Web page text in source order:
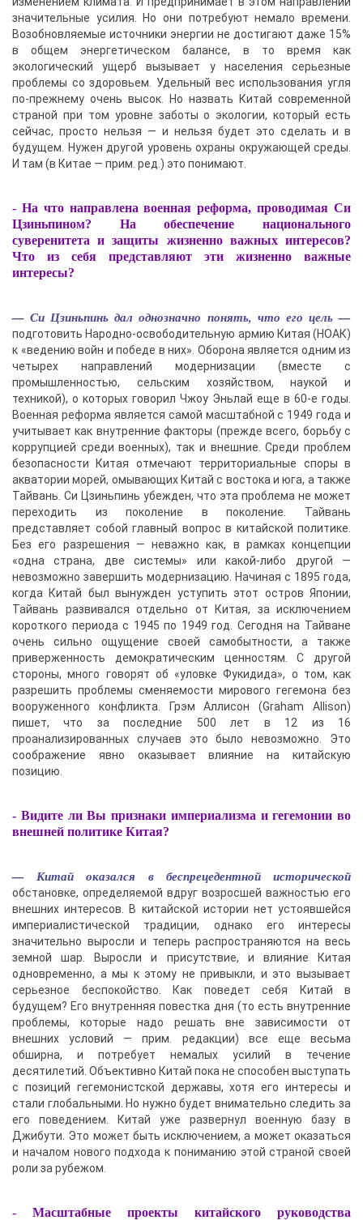
значительные усилия. Но они потребуют немало времени.
Возобновляемые источники энергии не достигают даже 15%
в общем энергетическом балансе, в то время как
экологический ущерб вызывает у населения серьезные
проблемы со здоровьем. Удельный вес использования угля
по-прежнему очень высок. Но назвать Китай современной
страной при том уровне заботы о экологии, который есть
сейчас, просто нельзя — и нельзя будет это сделать и в
будущем. Нужен другой уровень охраны окружающей среды.
И там (в Китае — прим. ред.) это понимают.
- На что направлена военная реформа, проводимая Си
Цзиньпином? На обеспечение национального
суверенитета и защиты жизненно важных интересов?
Что из себя представляют эти жизненно важные
интересы?
— Си Цзиньпинь дал однозначно понять, что его цель —
подготовить Народно-освободительную армию Китая (НОАК)
к «ведению войн и победе в них». Оборона является одним из
четырех направлений модернизации (вместе с
промышленностью, сельским хозяйством, наукой и
техникой), о которых говорил Чжоу Эньлай еще в 60-е годы.
Военная реформа является самой масштабной с 1949 года и
учитывает как внутренние факторы (прежде всего, борьбу с
коррупцией среди военных), так и внешние. Среди проблем
безопасности Китая отмечают территориальные споры в
акватории морей, омывающих Китай с востока и юга, а также
Тайвань. Си Цзиньпинь убежден, что эта проблема не может
переходить из поколение в поколение. Тайвань
представляет собой главный вопрос в китайской политике.
Без его разрешения — неважно как, в рамках концепции
«одна страна, две системы» или какой-либо другой —
невозможно завершить модернизацию. Начиная с 1895 года,
когда Китай был вынужден уступить этот остров Японии,
Тайвань развивался отдельно от Китая, за исключением
короткого периода с 1945 по 1949 год. Сегодня на Тайване
очень сильно ощущение своей самобытности, а также
приверженность демократическим ценностям. С другой
стороны, много говорят об «уловке Фукидида», о том, как
разрешить проблемы сменяемости мирового гегемона без
вооруженного конфликта. Грэм Аллисон (Graham Allison)
пишет, что за последние 500 лет в 12 из 16
проанализированных случаев это было невозможно. Это
соображение явно оказывает влияние на китайскую
позицию.
- Видите ли Вы признаки империализма и гегемонии во
внешней политике Китая?
— Китай оказался в беспрецедентной исторической
обстановке, определяемой вдруг возросшей важностью его
внешних интересов. В китайской истории нет устоявшейся
империалистической традиции, однако его интересы
значительно выросли и теперь распространяются на весь
земной шар. Выросли и присутствие, и влияние Китая
одновременно, а мы к этому не привыкли, и это вызывает
серьезное беспокойство. Как поведет себя Китай в
будущем? Его внутренняя повестка дня (то есть внутренние
проблемы, которые надо решать вне зависимости от
внешних условий — прим. редакции) все еще весьма
обширна, и потребует немалых усилий в течение
десятилетий. Объективно Китай пока не способен выступать
с позиций гегемонистской державы, хотя его интересы и
стали глобальными. Но нужно будет внимательно следить за
его поведением. Китай уже развернул военную базу в
Джибути. Это может быть исключением, а может оказаться
и началом нового подхода к пониманию этой страной своей
роли за рубежом.
- Масштабные проекты китайского руководства